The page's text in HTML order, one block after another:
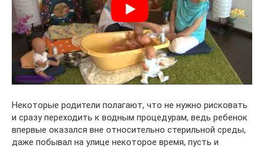
Некоторые родители полагают, что не нужно рисковать
и сразу переходить к водным процедурам, ведь ребенок
впервые оказался вне относительно стерильной среды,
даже побывал на улице некоторое время, пусть и